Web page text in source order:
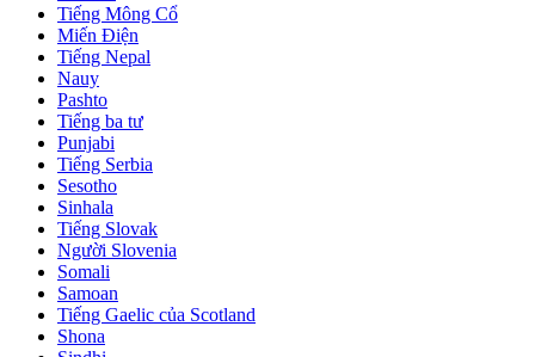
Tiếng Mông Cổ
Miến Điện
Tiếng Nepal
Nauy
Pashto
Tiếng ba tư
Punjabi
Tiếng Serbia
Sesotho
Sinhala
Tiếng Slovak
Người Slovenia
Somali
Samoan
Tiếng Gaelic của Scotland
Shona